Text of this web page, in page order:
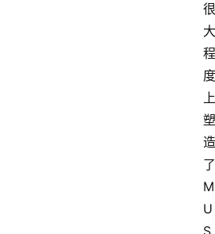
很
大
程
度
上
塑
造
了
M
U
S